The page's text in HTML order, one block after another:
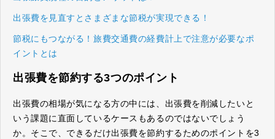
出張費を見直すとさまざまな節税が実現できる！
節税にもつながる！旅費交通費の経費計上で注意が必要なポ
イントとは
出張費を節約する3つのポイント
出張費の相場が気になる方の中には、出張費を削減したいと
いう課題に直面しているケースもあるのではないでしょう
か。そこで、できるだけ出張費を節約するためのポイントを3